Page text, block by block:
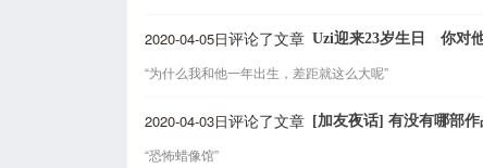
2020-04-05日评论了文章 Uzi迎来23岁生日 你对
“为什么我和他一年出生，差距就这么大呢”
2020-04-03日评论了文章 [加友夜话] 有没有哪部
“恐怖蜡像馆”